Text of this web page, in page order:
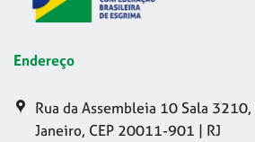
Endereço
Rua da Assembleia 10 Sala
Janeiro, CEP 20011-901 | RJ